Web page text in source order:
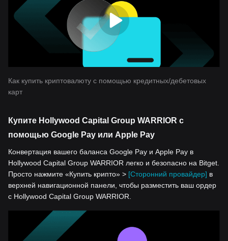
Как купить криптовалюту с помощью кредитных/дебетовых
карт
Купите Hollywood Capital Group WARRIOR с
помощью Google Pay или Apple Pay
Конвертация вашего баланса Google Pay и Apple Pay в
Hollywood Capital Group WARRIOR легко и безопасно на Bitget.
Просто нажмите «Купить крипто» > [Сторонний провайдер] в
верхней навигационной панели, чтобы разместить ваш ордер
с Hollywood Capital Group WARRIOR.